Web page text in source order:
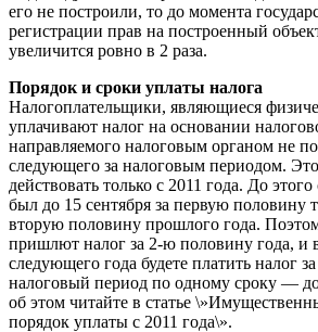
его не построили, то до момента
регистрации прав на построенный
увеличится ровно в 2 раза.
Порядок и сроки уплаты налога
Налогоплательщики, являющиеся
уплачивают налог на основании
направляемого налоговым органом не
следующего за налоговым периодом.
действовать только с 2011 года. До
был до 15 сентября за первую половину
вторую половину прошлого года.
пришлют налог за 2-ю половину года, и
следующего года будете платить налог
налоговый период по одному сроку —
об этом читайте в статье
порядок уплаты с 2011 года\».